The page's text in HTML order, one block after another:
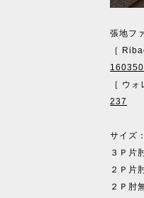
張地フ
［
160350
［ ウ
237
サイズ：
３Ｐ片
２Ｐ片
２Ｐ肘